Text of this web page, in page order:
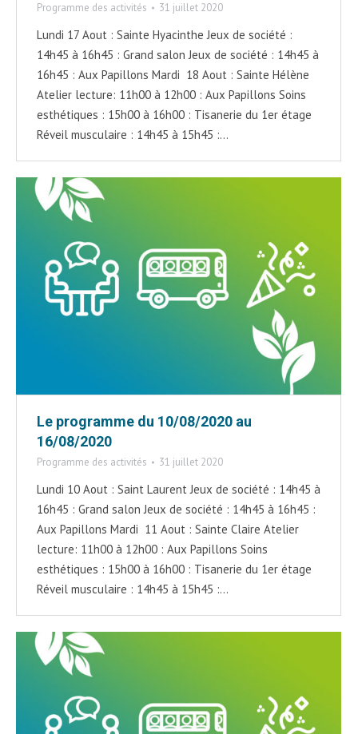
Programme des activités 31 juillet 2020
Lundi 17 Aout : Sainte Hyacinthe Jeux de société :
14h45 à 16h45 : Grand salon Jeux de société : 14h45 à
16h45 : Aux Papillons Mardi 18 Aout : Sainte Hélène
Atelier lecture: 11h00 à 12h00 : Aux Papillons Soins
esthétiques : 15h00 à 16h00 : Tisanerie du 1er étage
Réveil musculaire : 14h45 à 15h45 :…
Le programme du 10/08/2020 au
16/08/2020
Programme des activités 31 juillet 2020
Lundi 10 Aout : Saint Laurent Jeux de société : 14h45 à
16h45 : Grand salon Jeux de société : 14h45 à 16h45 :
Aux Papillons Mardi 11 Aout : Sainte Claire Atelier
lecture: 11h00 à 12h00 : Aux Papillons Soins
esthétiques : 15h00 à 16h00 : Tisanerie du 1er étage
Réveil musculaire : 14h45 à 15h45 :…